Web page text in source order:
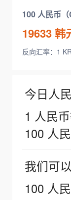
100 人民币
19633韩
反向汇率：1
今日人
1 人民
100 人
我们可
100 人